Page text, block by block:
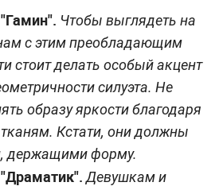
Чтобы выглядеть на
с этим преобладающим
стоит делать особый акцент
силуэта. Не
образу яркости благодаря
Кстати, они должны
держащими форму.
Девушкам и